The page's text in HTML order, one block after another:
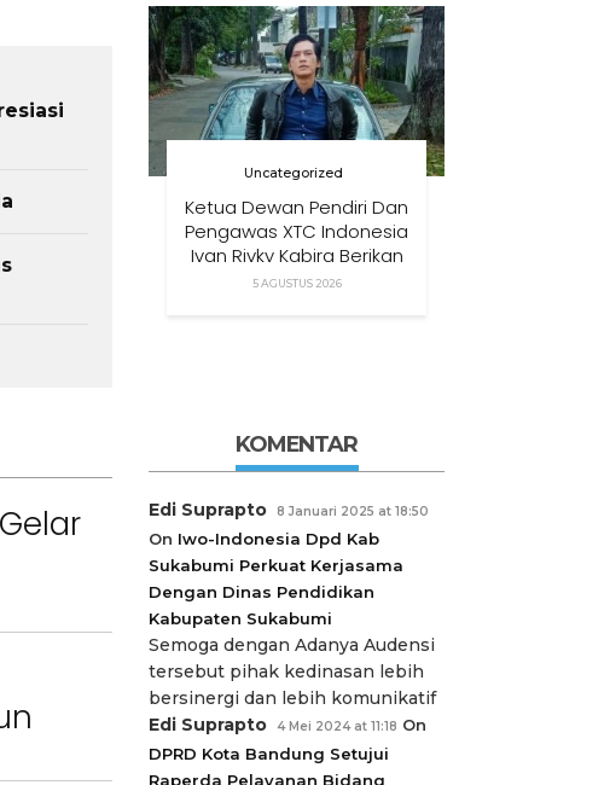
Uncategorized
Ketua Dewan Pendiri Dan
Pengawas XTC Indonesia
Ivan Rivky Kabira Berikan
Peryataan Sikap Terkait
5 AGUSTUS 2026
KOMENTAR
Edi Suprapto 8 Januari 2025 at 18:50
On Iwo-Indonesia Dpd Kab
Sukabumi Perkuat Kerjasama
Dengan Dinas Pendidikan
Kabupaten Sukabumi
Semoga dengan Adanya Audensi
tersebut pihak kedinasan lebih
bersinergi dan lebih komunikatif
Edi Suprapto
4 Mei 2024 at 11:18 On
DPRD Kota Bandung Setujui
Raperda Pelayanan Bidang